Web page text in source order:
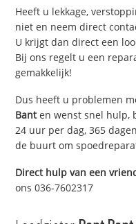
Heeft u lekkage,
niet en neem direct
U krijgt dan direct een
Bij ons regelt u een
gemakkelijk!
Dus heeft u problemen
Banten wenst snel hulp,
24 uur per dag, 365
de buurt om
Direct hulp van een
ons 036-7602317